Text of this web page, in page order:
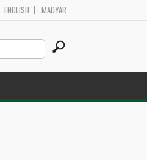
ENGLISH MAGYAR
Search
this
site